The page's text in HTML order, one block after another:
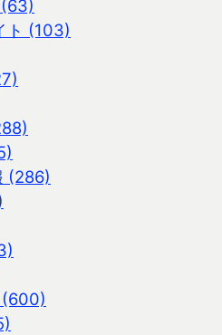
ト (103)
(286)
(600)